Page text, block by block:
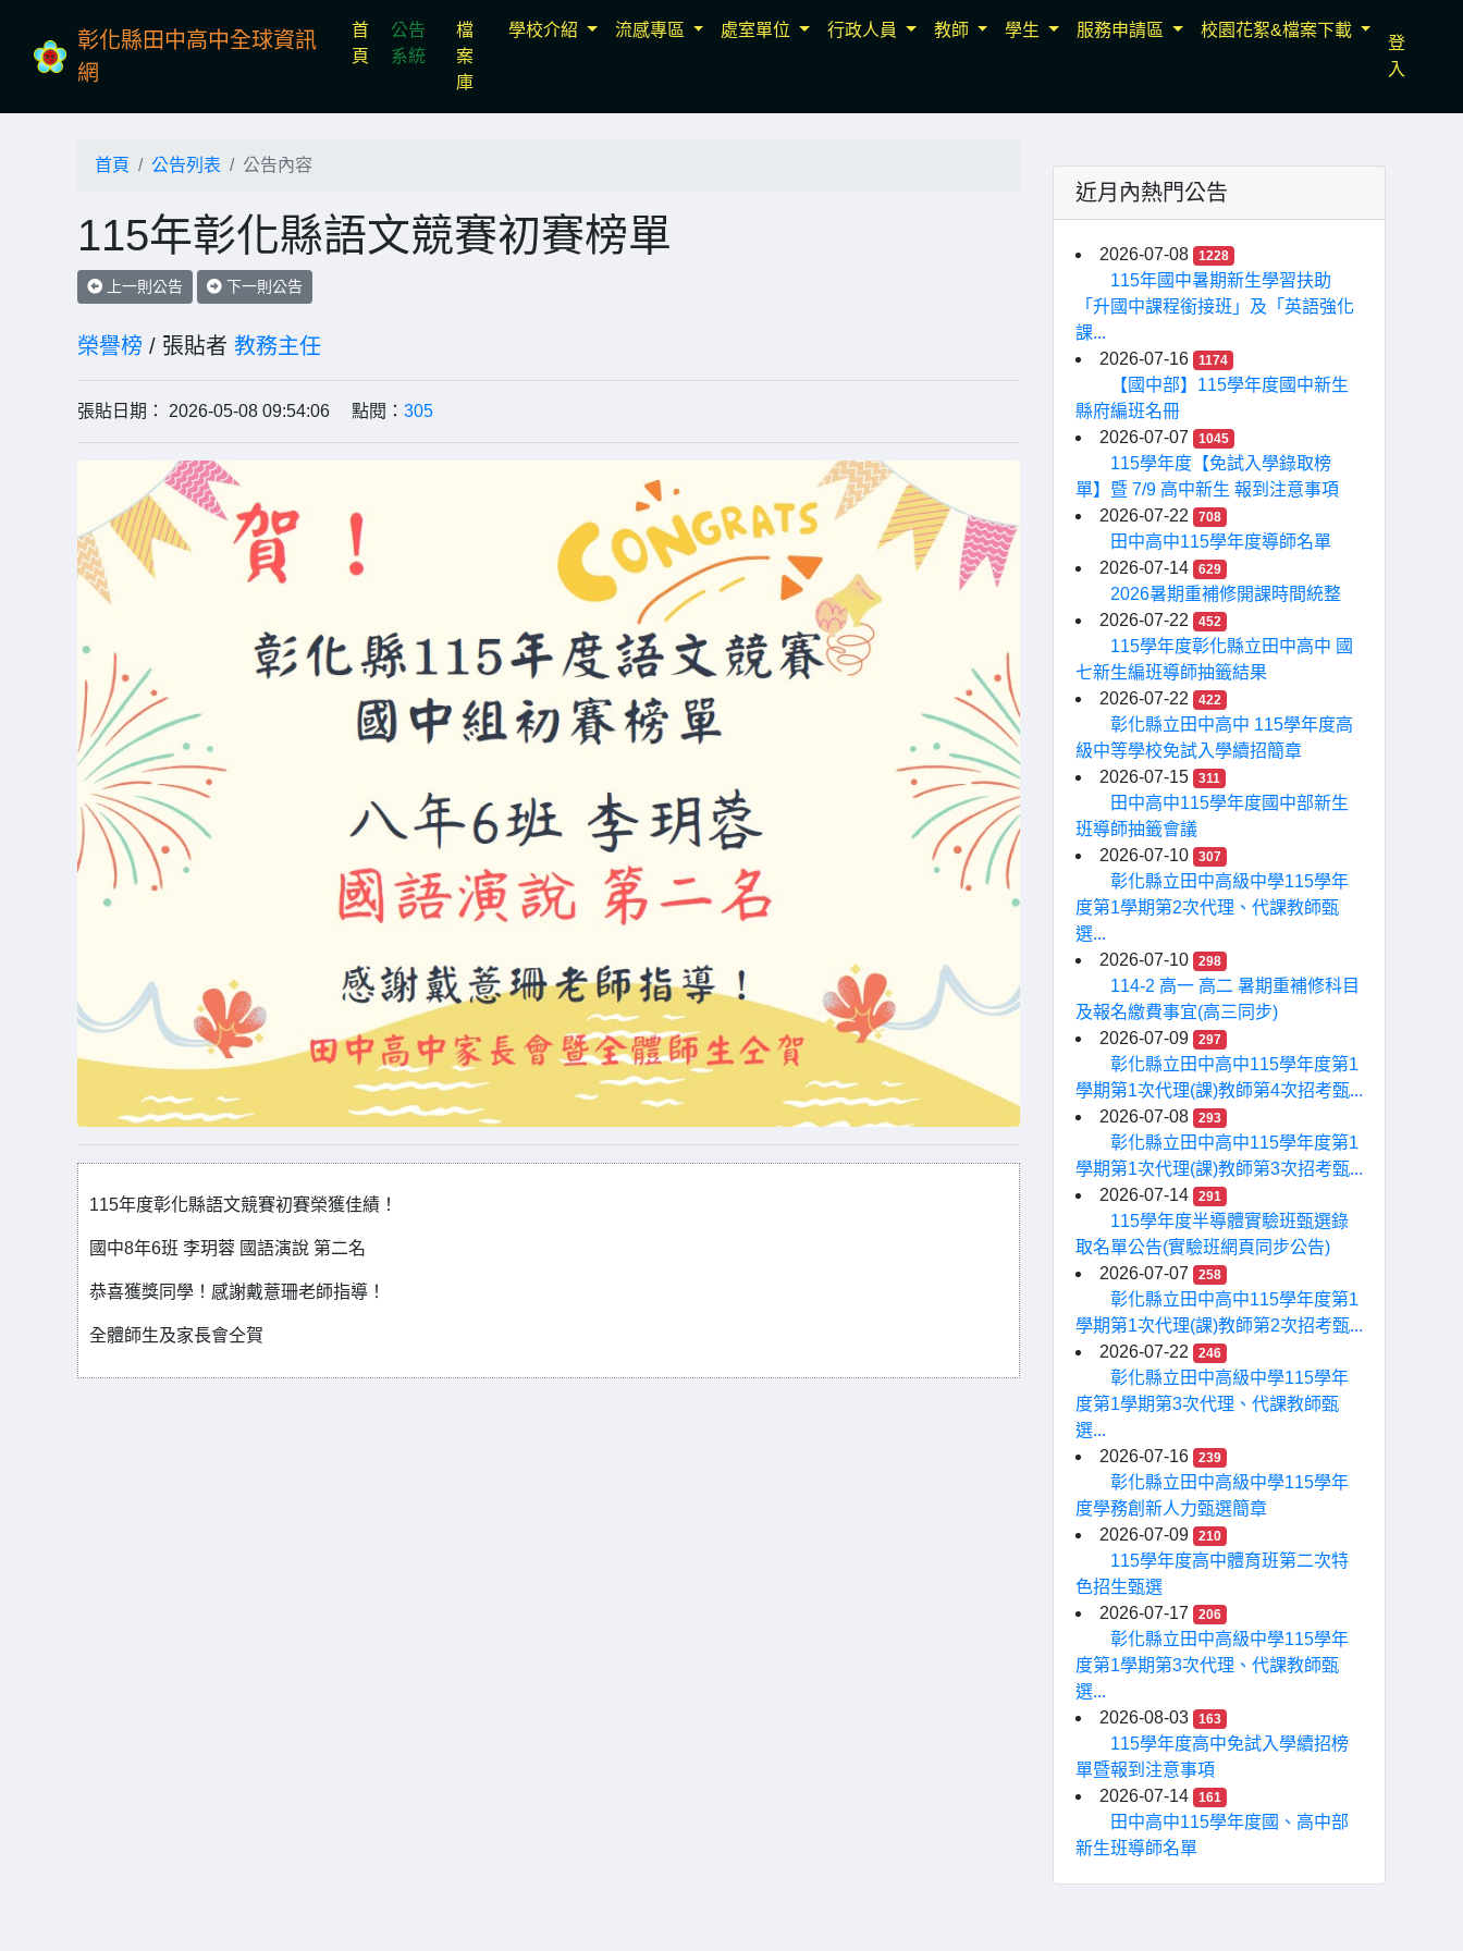
彰化縣田中高中全球資訊
網
首
頁 (current)
公告
系統
檔
案
庫
學校介紹 流感專區 處室單位 行政人員 教師 學生 服務申請區 校園花絮&檔案下載
登
入
首頁 公告列表 公告內容
115年彰化縣語文競賽初賽榜單
上一則公告 下一則公告
榮譽榜 / 張貼者 教務主任
張貼日期： 2026-05-08 09:54:06 點閱： 305
115年度彰化縣語文競賽初賽榮獲佳績！
國中8年6班 李玥蓉 國語演說 第二名
恭喜獲獎同學！感謝戴薏珊老師指導！
全體師生及家長會仝賀
近月內熱門公告
2026-07-08 1228
115年國中暑期新生學習扶助
「升國中課程銜接班」及「英語強化
課...
2026-07-16
1174
【國中部】115學年度國中新生
縣府編班名冊
2026-07-07
1045
115學年度【免試入學錄取榜
單】暨 7/9 高中新生 報到注意事項
2026-07-22
708
田中高中115學年度導師名單
2026-07-14
629
2026暑期重補修開課時間統整
2026-07-22
452
115學年度彰化縣立田中高中 國
七新生編班導師抽籤結果
2026-07-22
422
彰化縣立田中高中 115學年度高
級中等學校免試入學續招簡章
2026-07-15
311
田中高中115學年度國中部新生
班導師抽籤會議
2026-07-10
307
彰化縣立田中高級中學115學年
度第1學期第2次代理、代課教師甄
選...
2026-07-10
298
114-2 高一 高二 暑期重補修科目
及報名繳費事宜(高三同步)
2026-07-09
297
彰化縣立田中高中115學年度第1
學期第1次代理(課)教師第4次招考甄...
2026-07-08
293
彰化縣立田中高中115學年度第1
學期第1次代理(課)教師第3次招考甄...
2026-07-14
291
115學年度半導體實驗班甄選錄
取名單公告(實驗班網頁同步公告)
2026-07-07
258
彰化縣立田中高中115學年度第1
學期第1次代理(課)教師第2次招考甄...
2026-07-22
246
彰化縣立田中高級中學115學年
度第1學期第3次代理、代課教師甄
選...
2026-07-16
239
彰化縣立田中高級中學115學年
度學務創新人力甄選簡章
2026-07-09
210
115學年度高中體育班第二次特
色招生甄選
2026-07-17
206
彰化縣立田中高級中學115學年
度第1學期第3次代理、代課教師甄
選...
2026-08-03
163
115學年度高中免試入學續招榜
單暨報到注意事項
2026-07-14
161
田中高中115學年度國、高中部
新生班導師名單